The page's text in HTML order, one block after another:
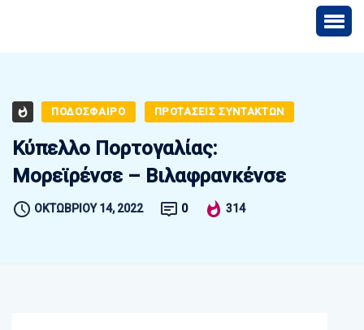
ΠΟΔΟΣΦΑΙΡΟ ΠΡΟΤΑΣΕΙΣ ΣΥΝΤΑΚΤΩΝ
Κύπελλο Πορτογαλίας:
Μορεϊρένσε – Βιλαφρανκένσε
ΟΚΤΩΒΡΊΟΥ 14, 2022 0 314